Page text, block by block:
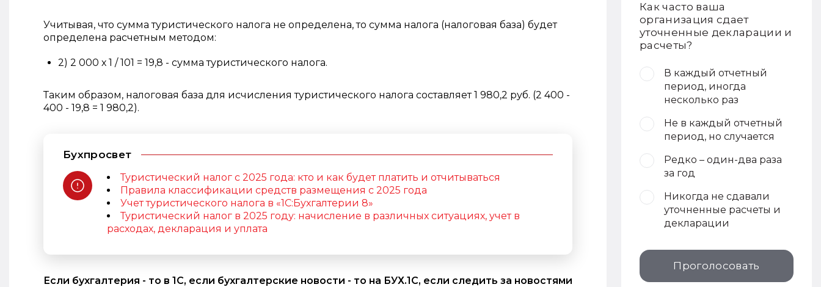
Учитывая, что сумма туристического налога не определена, то сумма налога (налоговая база) будет
определена расчетным методом:
2) 2 000 х 1 / 101 = 19,8 - сумма туристического налога.
Таким образом, налоговая база для исчисления туристического налога составляет 1 980,2 руб. (2 400 -
400 - 19,8 = 1 980,2).
Бухпросвет
Туристический налог с 2025 года: кто и как будет платить и отчитываться
Правила классификации средств размещения с 2025 года
Учет туристического налога в «1С:Бухгалтерии 8»
Туристический налог в 2025 году: начисление в различных ситуациях, учет в
расходах, декларация и уплата
Если бухгалтерия - то в 1С, если бухгалтерские новости - то на БУХ.1С, если следить за новостями
Как часто ваша
организация сдает
уточненные декларации и
расчеты?
В каждый отчетный
период, иногда
несколько раз
Не в каждый отчетный
период, но случается
Редко – один-два раза
за год
Никогда не сдавали
уточненные расчеты и
декларации
Проголосовать